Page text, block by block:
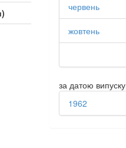
червень
жовтень
за датою випуску
1962